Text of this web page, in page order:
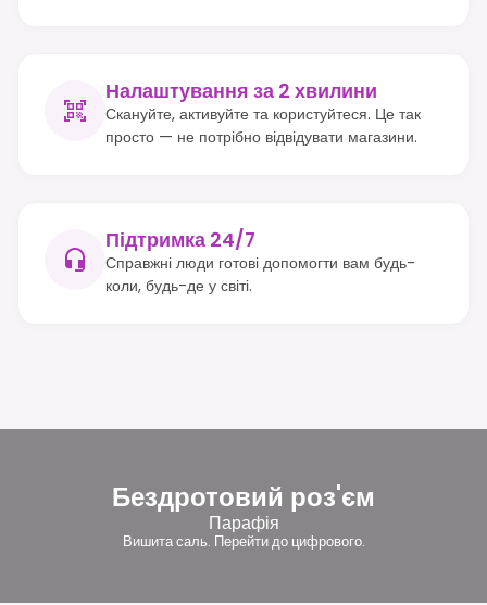
Налаштування за 2 хвилини
Скануйте, активуйте та користуйтеся. Це так
просто — не потрібно відвідувати магазини.
Підтримка 24/7
Справжні люди готові допомогти вам будь-
коли, будь-де у світі.
Бездротовий роз'єм
Парафія
Вишита саль. Перейти до цифрового.